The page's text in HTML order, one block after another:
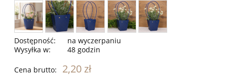
Dostępność:
na wyczerpaniu
Wysyłka w:
48 godzin
Cena brutto: 2,20 zł